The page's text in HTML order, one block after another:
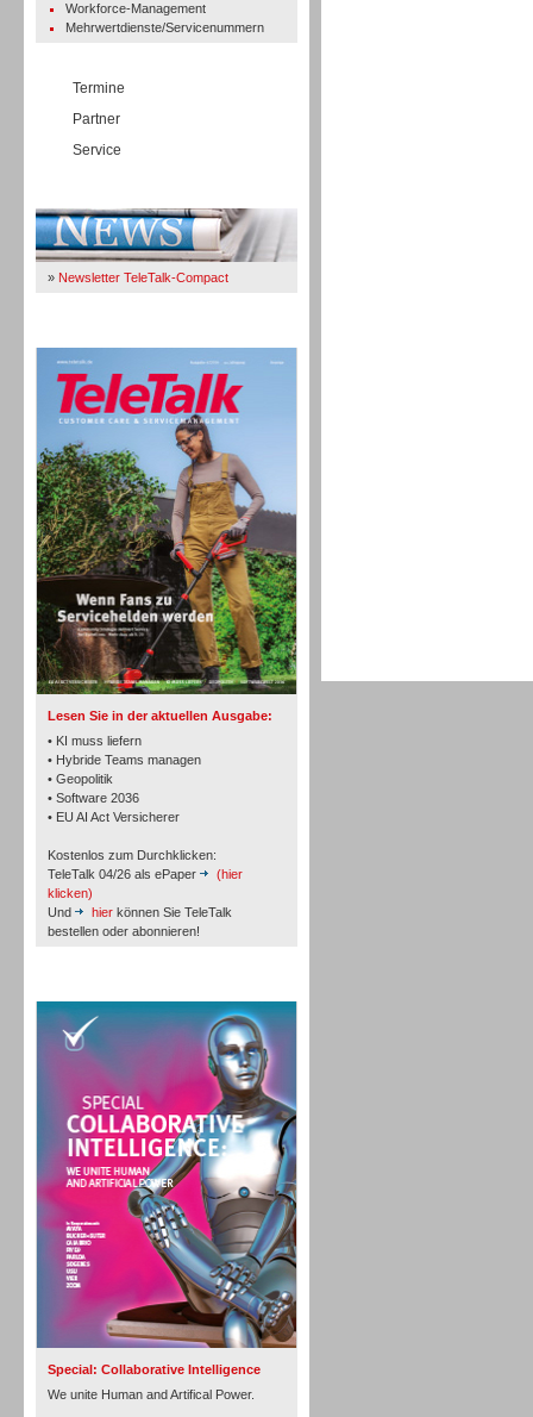
Workforce-Management
Mehrwertdienste/Servicenummern
Termine
Partner
Service
» Newsletter TeleTalk-Compact
Lesen Sie in der aktuellen Ausgabe:
• KI muss liefern
• Hybride Teams managen
• Geopolitik
• Software 2036
• EU AI Act Versicherer
Kostenlos zum Durchklicken:
TeleTalk 04/26 als ePaper
(hier
klicken)
Und
hier können Sie TeleTalk
bestellen oder abonnieren!
Special: Collaborative Intelligence
We unite Human and Artifical Power.
TK- und ACD-Systeme
Workforce-Management
Personal
Inbound